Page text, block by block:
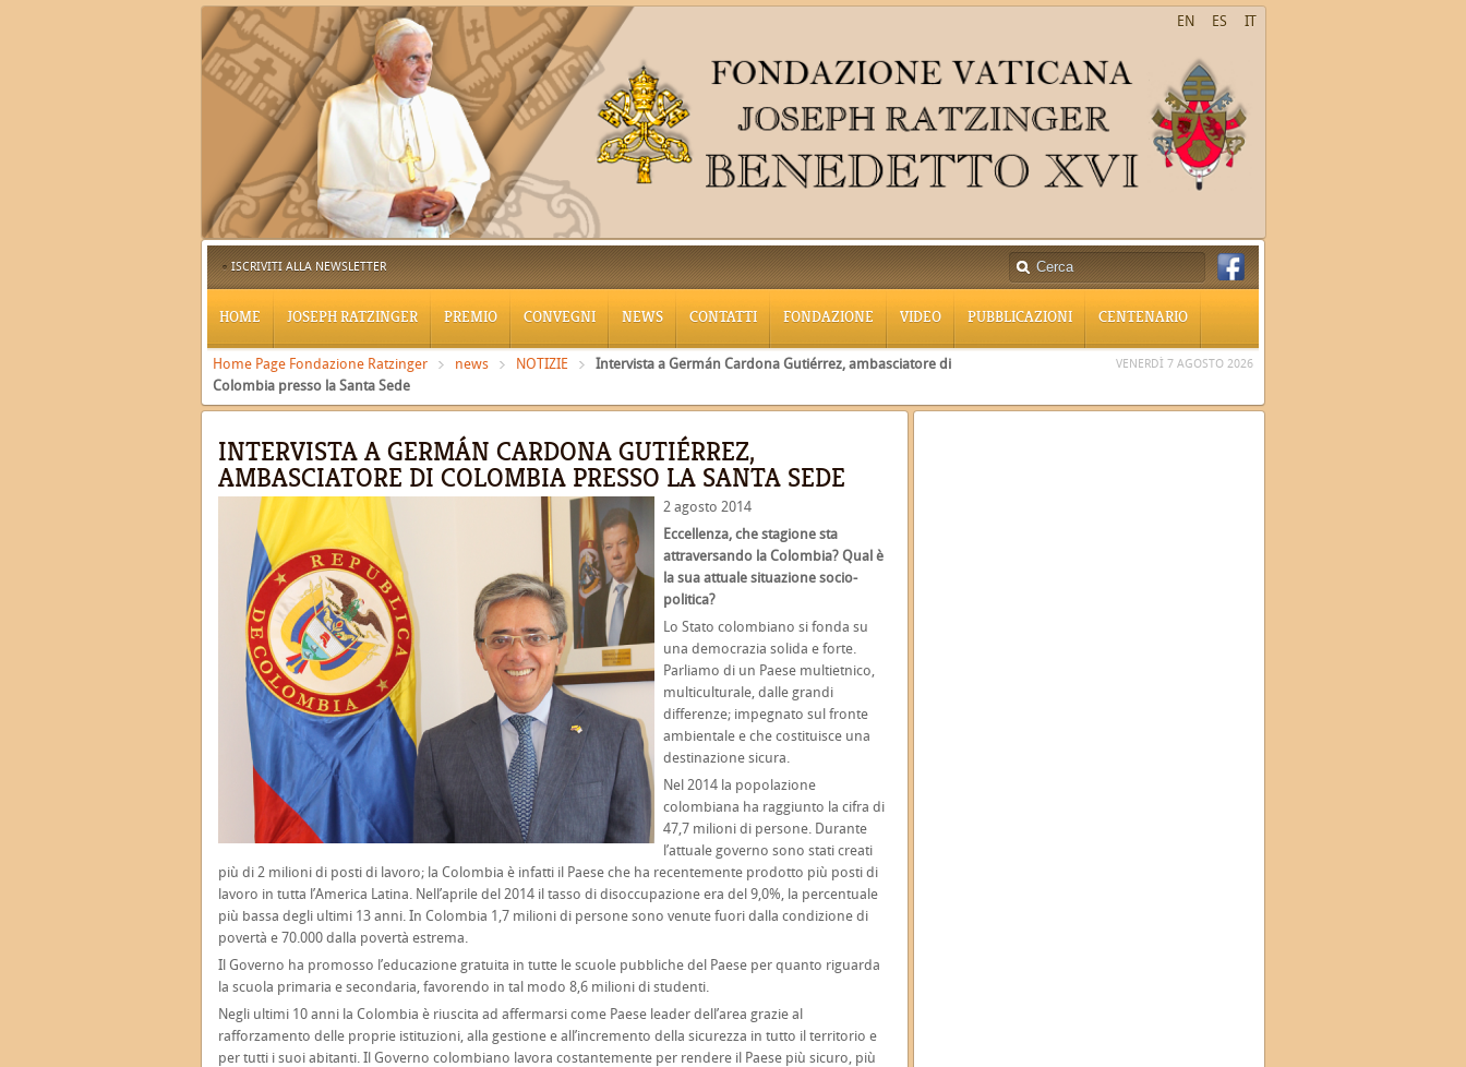
IT
ES
EN
ISCRIVITI ALLA NEWSLETTER
HOME JOSEPH RATZINGER PREMIO CONVEGNI NEWS CONTATTI FONDAZIONE VIDEO PUBBLICAZIONI CENTENARIO
Home Page Fondazione Ratzinger news NOTIZIE
Intervista a Germán Cardona Gutiérrez, ambasciatore di
Colombia presso la Santa Sede
VENERDÌ 7 AGOSTO 2026
INTERVISTA A GERMÁN CARDONA GUTIÉRREZ,
AMBASCIATORE DI COLOMBIA PRESSO LA SANTA SEDE
2 agosto 2014
Eccellenza, che stagione sta
attraversando la Colombia? Qual è
la sua attuale situazione socio-
politica?
Lo Stato colombiano si fonda su
una democrazia solida e forte.
Parliamo di un Paese multietnico,
multiculturale, dalle grandi
differenze; impegnato sul fronte
ambientale e che costituisce una
destinazione sicura.
Nel 2014 la popolazione
colombiana ha raggiunto la cifra di
47,7 milioni di persone. Durante
l’attuale governo sono stati creati
più di 2 milioni di posti di lavoro; la Colombia è infatti il Paese che ha recentemente prodotto più posti di
lavoro in tutta l’America Latina. Nell’aprile del 2014 il tasso di disoccupazione era del 9,0%, la percentuale
più bassa degli ultimi 13 anni. In Colombia 1,7 milioni di persone sono venute fuori dalla condizione di
povertà e 70.000 dalla povertà estrema.
Il Governo ha promosso l’educazione gratuita in tutte le scuole pubbliche del Paese per quanto riguarda
la scuola primaria e secondaria, favorendo in tal modo 8,6 milioni di studenti.
Negli ultimi 10 anni la Colombia è riuscita ad affermarsi come Paese leader dell’area grazie al
rafforzamento delle proprie istituzioni, alla gestione e all’incremento della sicurezza in tutto il territorio e
per tutti i suoi abitanti. Il Governo colombiano lavora costantemente per rendere il Paese più sicuro, più